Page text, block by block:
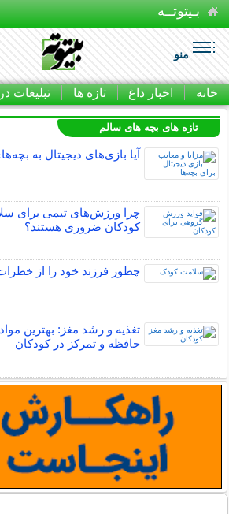
بـیتوتــه
منو
خانه اخبار داغ تازه ها تبلیغات
تازه های بچه های سالم
آیا بازی‌های دیجیتال به
چرا ورزش‌های تیمی برای
کودکان ضروری هستند؟
چطور فرزند خود را از
تغذیه و رشد مغز: بهترین
حافظه و تمرکز در کودکان